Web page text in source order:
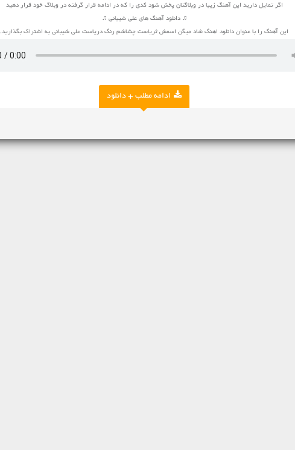
اگر تمایل دارید این آهنگ زیبا در وبلاگتان پخش شود کدی را که در ادامه قرار گرفته در وبلاگ خود قرار دهید
♫ دانلود آهنگ های علی شیبانی ♫
این آهنگ را با عنوان دانلود اهنگ شاد میگن اسمش ثریاست چشاشم رنگ دریاست علی شیبانی به اشتراک بگذارید.
ادامه مطلب + دانلود